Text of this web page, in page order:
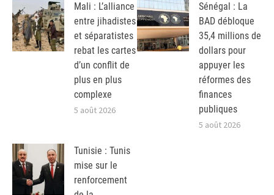
Mali : L’alliance
entre jihadistes
et séparatistes
rebat les cartes
d’un conflit de
plus en plus
complexe
5 août 2026
Sénégal : La
BAD débloque
35,4 millions de
dollars pour
appuyer les
réformes des
finances
publiques
5 août 2026
Tunisie : Tunis
mise sur le
renforcement